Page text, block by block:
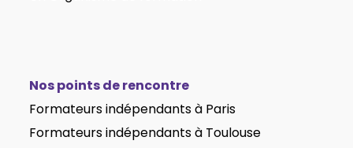
Nos points de rencontre
Formateurs indépendants à Paris
Formateurs indépendantsà Toulouse